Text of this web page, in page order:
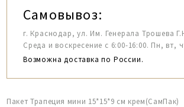
Самовывоз:
г. Краснодар, ул. Им. Генерала Трошева
Среда и воскресение с 6:00-16:00. Пн, вт,
Возможна доставка по России.
Пакет Трапеция мини 15*15*9 см крем(СамПак)